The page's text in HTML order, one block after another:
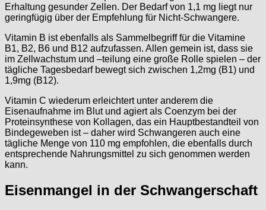
Erhaltung gesunder Zellen. Der Bedarf von 1,1 mg liegt nur
geringfügig über der Empfehlung für Nicht-Schwangere.
Vitamin B ist ebenfalls als Sammelbegriff für die Vitamine
B1, B2, B6 und B12 aufzufassen. Allen gemein ist, dass sie
im Zellwachstum und –teilung eine große Rolle spielen – der
tägliche Tagesbedarf bewegt sich zwischen 1,2mg (B1) und
1,9mg (B12).
Vitamin C wiederum erleichtert unter anderem die
Eisenaufnahme im Blut und agiert als Coenzym bei der
Proteinsynthese von Kollagen, das ein Hauptbestandteil von
Bindegeweben ist – daher wird Schwangeren auch eine
tägliche Menge von 110 mg empfohlen, die ebenfalls durch
entsprechende Nahrungsmittel zu sich genommen werden
kann.
Eisenmangel in der Schwangerschaft